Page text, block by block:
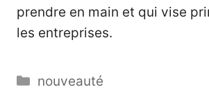
prendre en main et qui vise
les entreprises.
Catégories
nouveauté